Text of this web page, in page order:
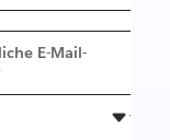
E-Mail-